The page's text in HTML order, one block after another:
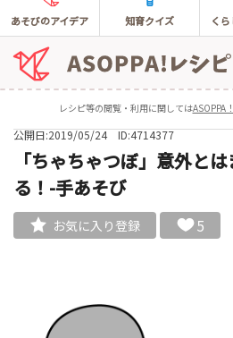
あそびのアイデア 知育クイズ く
レシピ等の閲覧・利用に関してはASOPPA
公開日:2019/05/24 ID:4714377
「ちゃちゃつぼ」意外と
る！-手あそび
お気に入り登録 5